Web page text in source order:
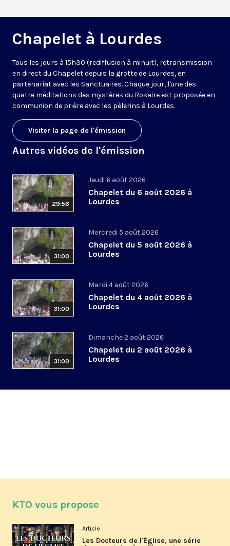
Chapelet à Lourdes
Tous les jours à 15h30 (rediffusion à minuit), retransmission
en direct du Chapelet depuis la grotte de Lourdes, en
partenariat avec les Sanctuaires. Chaque jour, l'une des
quatre méditations des mystères du Rosaire est proposée en
communion de prière avec les pèlerins à Lourdes.
Visiter la page de l'émission
Autres vidéos de l'émission
29:56
Jeudi 6 août 2026
Chapelet du 6 août 2026 à
Lourdes
31:00
Mercredi 5 août 2026
Chapelet du 5 août 2026 à
Lourdes
31:00
Mardi 4 août 2026
Chapelet du 4 août 2026 à
Lourdes
31:00
Dimanche 2 août 2026
Chapelet du 2 août 2026 à
Lourdes
KTO vous propose
Article
Les Docteurs de l'Église, une série